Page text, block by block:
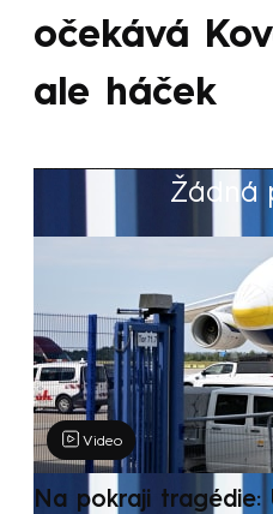
očekává
ale háček
Žádná
Výběr redakce
Video
Na pokraji tragédie: